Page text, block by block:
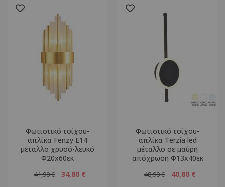
Φωτιστικό τοίχου-
απλίκα Fenzy E14
μέταλλο χρυσό-λευκό
Φ20x60εκ
41,90 € 34,80 €
Φωτιστικό τοίχου-
απλίκα Terzia led
μέταλλο σε μαύρη
απόχρωση Φ13x40εκ
48,90 € 40,80 €